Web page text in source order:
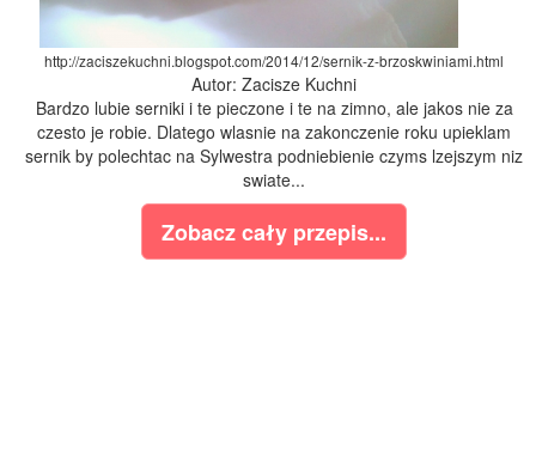
http://zaciszekuchni.blogspot.com/2014/12/sernik-z-brzoskwiniami.html
Autor: Zacisze Kuchni
Bardzo lubie serniki i te pieczone i te na zimno, ale jakos nie za
czesto je robie. Dlatego wlasnie na zakonczenie roku upieklam
sernik by polechtac na Sylwestra podniebienie czyms lzejszym niz
swiate...
Zobacz cały przepis...